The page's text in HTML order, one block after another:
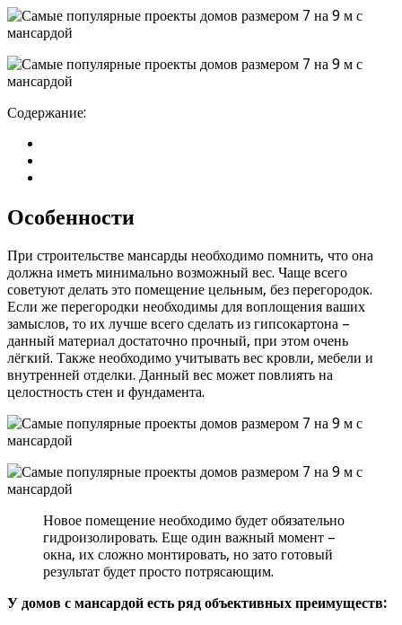
Содержание:
Особенности
При строительстве мансарды необходимо помнить, что она
должна иметь минимально возможный вес. Чаще всего
советуют делать это помещение цельным, без перегородок.
Если же перегородки необходимы для воплощения ваших
замыслов, то их лучше всего сделать из гипсокартона –
данный материал достаточно прочный, при этом очень
лёгкий. Также необходимо учитывать вес кровли, мебели и
внутренней отделки. Данный вес может повлиять на
целостность стен и фундамента.
Новое помещение необходимо будет обязательно
гидроизолировать. Еще один важный момент –
окна, их сложно монтировать, но зато готовый
результат будет просто потрясающим.
У домов с мансардой есть ряд объективных преимуществ: